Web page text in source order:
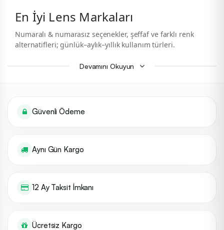
En İyi Lens Markaları
Numaralı & numarasız seçenekler, şeffaf ve farklı renk
alternatifleri; günlük–aylık–yıllık kullanım türleri.
Genel Bilgi
uyumu) ve yaşam tarzına göre belirlenir. Aşağıdaki
markalar; oksijen geçirgenliği, konfor, malzeme kalitesi
popüler üreticilerdir.
Uygun Tip:Günlük kullan-at, aylık/yıllık;
korneanızla uyumlu olması.
Devamını Okuyun
Güvenli Ödeme
Aynı Gün Kargo
12 Ay Taksit İmkanı
Ücretsiz Kargo